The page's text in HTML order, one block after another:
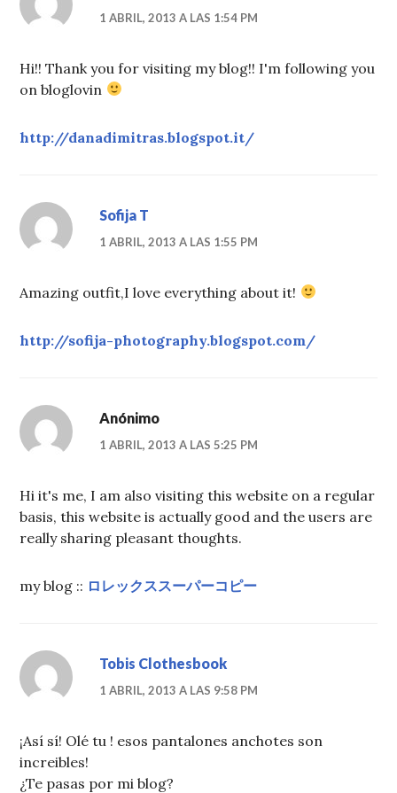
1 ABRIL, 2013 A LAS 1:54 PM
Hi!! Thank you for visiting my blog!! I'm following you
on bloglovin
http://danadimitras.blogspot.it/
Sofija T
1 ABRIL, 2013 A LAS 1:55 PM
Amazing outfit,I love everything about it!
http://sofija-photography.blogspot.com/
Anónimo
1 ABRIL, 2013 A LAS 5:25 PM
Hi it's me, I am also visiting this website on a regular
basis, this website is actually good and the users are
really sharing pleasant thoughts.
my blog :: ロレックススーパーコピー
Tobis Clothesbook
1 ABRIL, 2013 A LAS 9:58 PM
¡Así sí! Olé tu ! esos pantalones anchotes son
increibles!
¿Te pasas por mi blog?